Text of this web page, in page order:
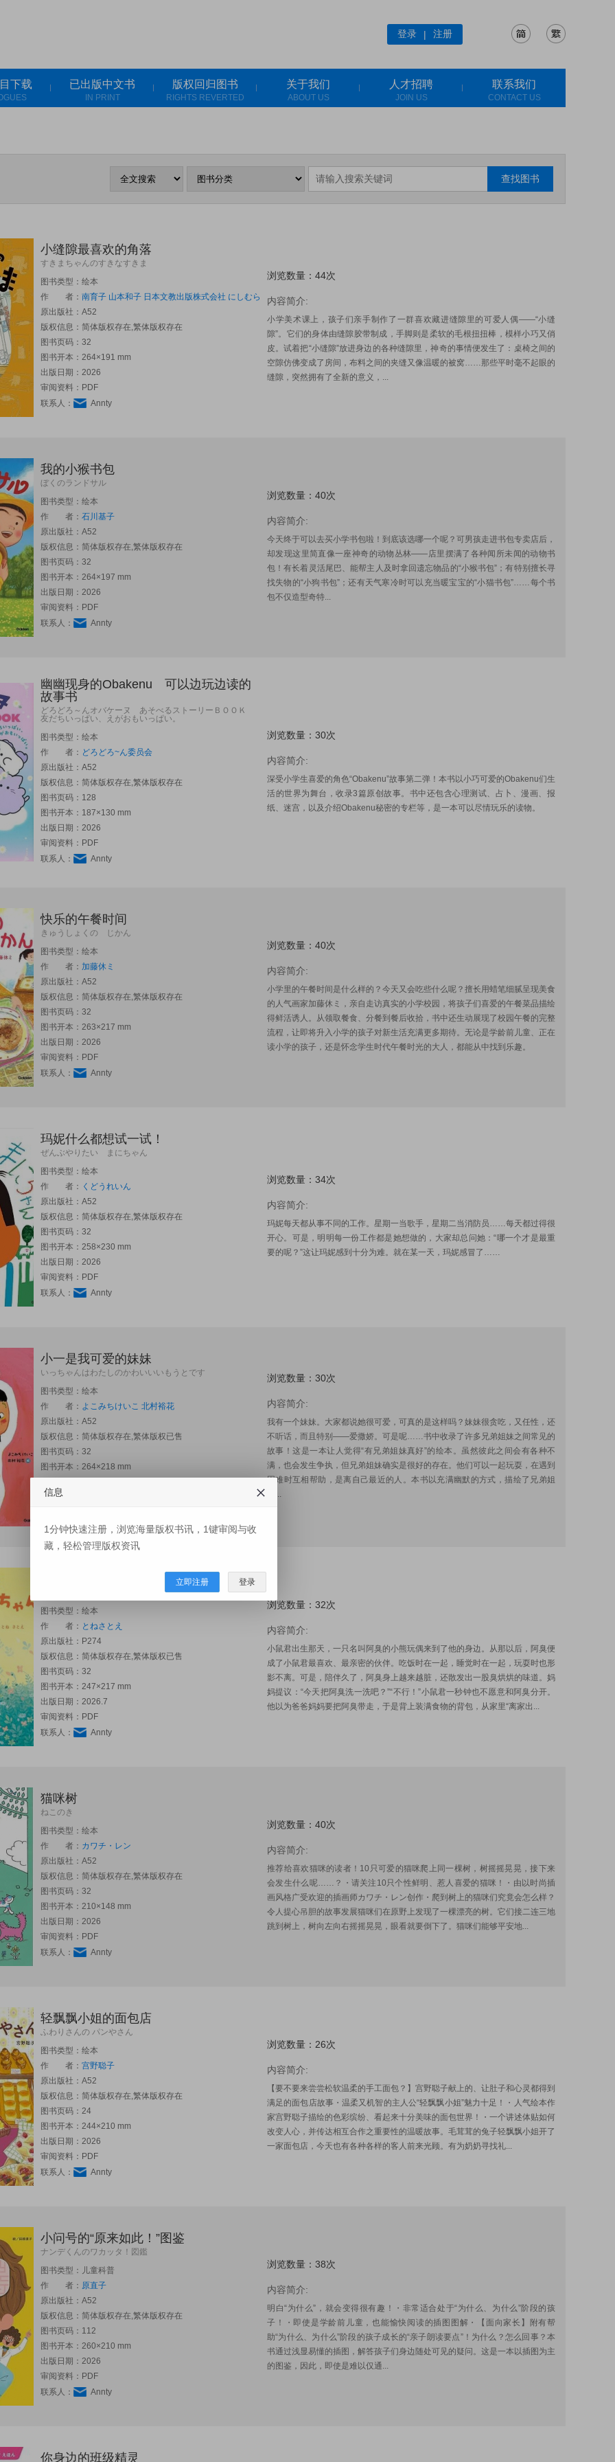
登录 | 注册
下载 已出版中文书
IN PRINT
版权回归图书
RIGHTS REVERTED
关于我们
ABOUT US
人才招聘
JOIN US
联系我们
CONTACT US
查找图书
小缝隙最喜欢的角落
すきまちゃんのすきなすきま
图书类型：绘本
作 者： 南育子 山本和子 日本文教出版株式会社 にしむらゆうき
原出版社： A52
版权信息：简体版权存在,繁体版权存在
图书页码：32
图书开本：264×191 mm
出版日期：2026
审阅资料：PDF
联系人：
Annty
浏览数量：44次
内容简介:
小学美术课上，孩子们亲手制作了一群喜欢藏进缝隙里的可爱人偶——“小缝
隙”。它们的身体由缝隙胶带制成，手脚则是柔软的毛根扭扭棒，模样小巧又俏
皮。试着把“小缝隙”放进身边的各种缝隙里，神奇的事情便发生了：桌椅之间的
空隙仿佛变成了房间，布料之间的夹缝又像温暖的被窝……那些平时毫不起眼的
缝隙，突然拥有了全新的意义，...
我的小猴书包
ぼくのランドサル
图书类型：绘本
作 者： 石川基子
原出版社： A52
版权信息：简体版权存在,繁体版权存在
图书页码：32
图书开本：264×197 mm
出版日期：2026
审阅资料：PDF
联系人：
Annty
浏览数量：40次
内容简介:
今天终于可以去买小学书包啦！到底该选哪一个呢？可男孩走进书包专卖店后，
却发现这里简直像一座神奇的动物丛林——店里摆满了各种闻所未闻的动物书
包！有长着灵活尾巴、能帮主人及时拿回遗忘物品的“小猴书包”；有特别擅长寻
找失物的“小狗书包”；还有天气寒冷时可以充当暖宝宝的“小猫书包”……每个书
包不仅造型奇特...
幽幽现身的Obakenu 可以边玩边读的
故事书
どろどろ～んオバケーヌ あそべるストーリーＢＯＯＫ
友だちいっぱい、えがおもいっぱい。
图书类型：绘本
作 者： どろどろ~ん委员会
原出版社： A52
版权信息：简体版权存在,繁体版权存在
图书页码：128
图书开本：187×130 mm
出版日期：2026
审阅资料：PDF
联系人：
Annty
浏览数量：30次
内容简介:
深受小学生喜爱的角色“Obakenu”故事第二弹！本书以小巧可爱的Obakenu们生
活的世界为舞台，收录3篇原创故事。书中还包含心理测试、占卜、漫画、报
纸、迷宫，以及介绍Obakenu秘密的专栏等，是一本可以尽情玩乐的读物。
快乐的午餐时间
きゅうしょくの じかん
图书类型：绘本
作 者： 加藤休ミ
原出版社： A52
版权信息：简体版权存在,繁体版权存在
图书页码：32
图书开本：263×217 mm
出版日期：2026
审阅资料：PDF
联系人：
Annty
浏览数量：40次
内容简介:
小学里的午餐时间是什么样的？今天又会吃些什么呢？擅长用蜡笔细腻呈现美食
的人气画家加藤休ミ，亲自走访真实的小学校园，将孩子们喜爱的午餐菜品描绘
得鲜活诱人。从领取餐食、分餐到餐后收拾，书中还生动展现了校园午餐的完整
流程，让即将升入小学的孩子对新生活充满更多期待。无论是学龄前儿童、正在
读小学的孩子，还是怀念学生时代午餐时光的大人，都能从中找到乐趣。
玛妮什么都想试一试！
ぜんぶやりたい まにちゃん
图书类型：绘本
作 者： くどうれいん
原出版社： A52
版权信息：简体版权存在,繁体版权存在
图书页码：32
图书开本：258×230 mm
出版日期：2026
审阅资料：PDF
联系人：
Annty
浏览数量：34次
内容简介:
玛妮每天都从事不同的工作。星期一当歌手，星期二当消防员……每天都过得很
开心。可是，明明每一份工作都是她想做的，大家却总问她：“哪一个才是最重
要的呢？”这让玛妮感到十分为难。就在某一天，玛妮感冒了……
小一是我可爱的妹妹
いっちゃんはわたしのかわいいいもうとです
图书类型：绘本
作 者： よこみちけいこ 北村裕花
原出版社： A52
版权信息：简体版权存在,繁体版权已售
图书页码：32
图书开本：264×218 mm
审阅资料：PDF
浏览数量：30次
内容简介:
我有一个妹妹。大家都说她很可爱，可真的是这样吗？妹妹很贪吃，又任性，还
不听话，而且特别——爱撒娇。可是呢……书中收录了许多兄弟姐妹之间常见的
故事！这是一本让人觉得“有兄弟姐妹真好”的绘本。虽然彼此之间会有各种不
满，也会发生争执，但兄弟姐妹确实是很好的存在。他们可以一起玩耍，在遇到
困难时互相帮助，是离自己最近的人。本书以充满幽默的方式，描绘了兄弟姐
妹...
图书类型：绘本
作 者： とねさとえ
原出版社： P274
版权信息：简体版权存在,繁体版权已售
图书页码：32
图书开本：247×217 mm
出版日期：2026.7
审阅资料：PDF
联系人：
Annty
浏览数量：32次
内容简介:
小鼠君出生那天，一只名叫阿臭的小熊玩偶来到了他的身边。从那以后，阿臭便
成了小鼠君最喜欢、最亲密的伙伴。吃饭时在一起，睡觉时在一起，玩耍时也形
影不离。可是，陪伴久了，阿臭身上越来越脏，还散发出一股臭烘烘的味道。妈
妈提议：“今天把阿臭洗一洗吧？”“不行！”小鼠君一秒钟也不愿意和阿臭分开。
他以为爸爸妈妈要把阿臭带走，于是背上装满食物的背包，从家里“离家出...
猫咪树
ねこのき
图书类型：绘本
作 者： カワチ・レン
原出版社： A52
版权信息：简体版权存在,繁体版权存在
图书页码：32
图书开本：210×148 mm
出版日期：2026
审阅资料：PDF
联系人：
Annty
浏览数量：40次
内容简介:
推荐给喜欢猫咪的读者！10只可爱的猫咪爬上同一棵树，树摇摇晃晃，接下来
会发生什么呢……？・请关注10只个性鲜明、惹人喜爱的猫咪！・由以时尚插
画风格广受欢迎的插画师カワチ・レン创作・爬到树上的猫咪们究竟会怎么样？
令人提心吊胆的故事发展猫咪们在原野上发现了一棵漂亮的树。它们接二连三地
跳到树上，树向左向右摇摇晃晃，眼看就要倒下了。猫咪们能够平安地...
轻飘飘小姐的面包店
ふわりさんの パンやさん
图书类型：绘本
作 者： 宫野聪子
原出版社： A52
版权信息：简体版权存在,繁体版权存在
图书页码：24
图书开本：244×210 mm
出版日期：2026
审阅资料：PDF
联系人：
Annty
浏览数量：26次
内容简介:
【要不要来尝尝松软温柔的手工面包？】宫野聪子献上的、让肚子和心灵都得到
满足的面包店故事・温柔又机智的主人公“轻飘飘小姐”魅力十足！・人气绘本作
家宫野聪子描绘的色彩缤纷、看起来十分美味的面包世界！・一个讲述体贴如何
改变人心，并传达相互合作之重要性的温暖故事。毛茸茸的兔子轻飘飘小姐开了
一家面包店，今天也有各种各样的客人前来光顾。有为奶奶寻找礼...
小问号的“原来如此！”图鉴
ナンデくんのワカッタ！図鑑
图书类型：儿童科普
作 者： 原直子
原出版社： A52
版权信息：简体版权存在,繁体版权存在
图书页码：112
图书开本：260×210 mm
出版日期：2026
审阅资料：PDF
联系人：
Annty
浏览数量：38次
内容简介:
明白“为什么”，就会变得很有趣！・非常适合处于“为什么、为什么”阶段的孩
子！・即使是学龄前儿童，也能愉快阅读的插图图解・【面向家长】附有帮
助“为什么、为什么”阶段的孩子成长的“亲子朗读要点”！为什么？怎么回事？本
书通过浅显易懂的插图，解答孩子们身边随处可见的疑问。这是一本以插图为主
的图鉴，因此，即使是难以仅通...
你身边的班级精灵
信息
1分钟快速注册，浏览海量版权书讯，1键审阅与收
藏，轻松管理版权资讯
立即注册 登录